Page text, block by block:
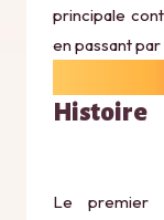
principale
en passant
Histoire
Le premier